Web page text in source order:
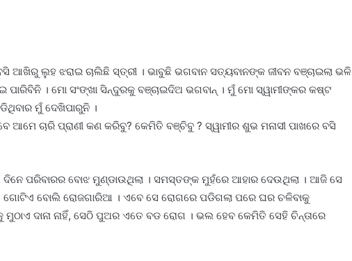
ଆଖିରୁ ଲୁହ ଝରାଇ ଚାଲିଛି ସ୍ତ୍ରୀ । ଭାବୁଛି ଭଗବାନ ସତ୍ୟବାନଙ୍କ ଜୀବନ ବଞ୍ଚାଇଲା ଭଳି
ପାରିବିନି । ମୋ ସଂଙ୍ଖା ସିନ୍ଦୁରକୁ ବଞ୍ଚାଇଦିଅ ଭଗବାନ୍‌ । ମୁଁ ମୋ ସ୍ୱାମୀଙ୍କର କଷ୍ଟ
ମୁଁ ଦେଖିପାରୁନି ।
ଚାରି ପ୍ରାଣୀ କଣ କରିବୁ? କେମିତି ବଞ୍ଚିବୁ ? ସ୍ୱାମୀର ଶୁଭ ମନାସୀ ପାଖରେ ବସି
ପରିବାରର ବୋଝ ମୁଣ୍ଡାଉଥିଲା । ସମସ୍ତଙ୍କ ମୁହଁରେ ଆହାର ଦେଉଥିଲା । ଆଜି ସେ
ଗୋଟିଏ ବୋଲି ରୋଜଗାରିଆ । ଏବେ ସେ ରୋଗରେ ପଡିଗଲା ପରେ ଘର ଚଳିବାକୁ
ଦାନା ନାହିଁ, ସେଠି ପୁଅର ଏତେ ବଡ ରୋଗ । ଭଲ ହେବ କେମିତି ସେହି ଚିନ୍ତାରେ